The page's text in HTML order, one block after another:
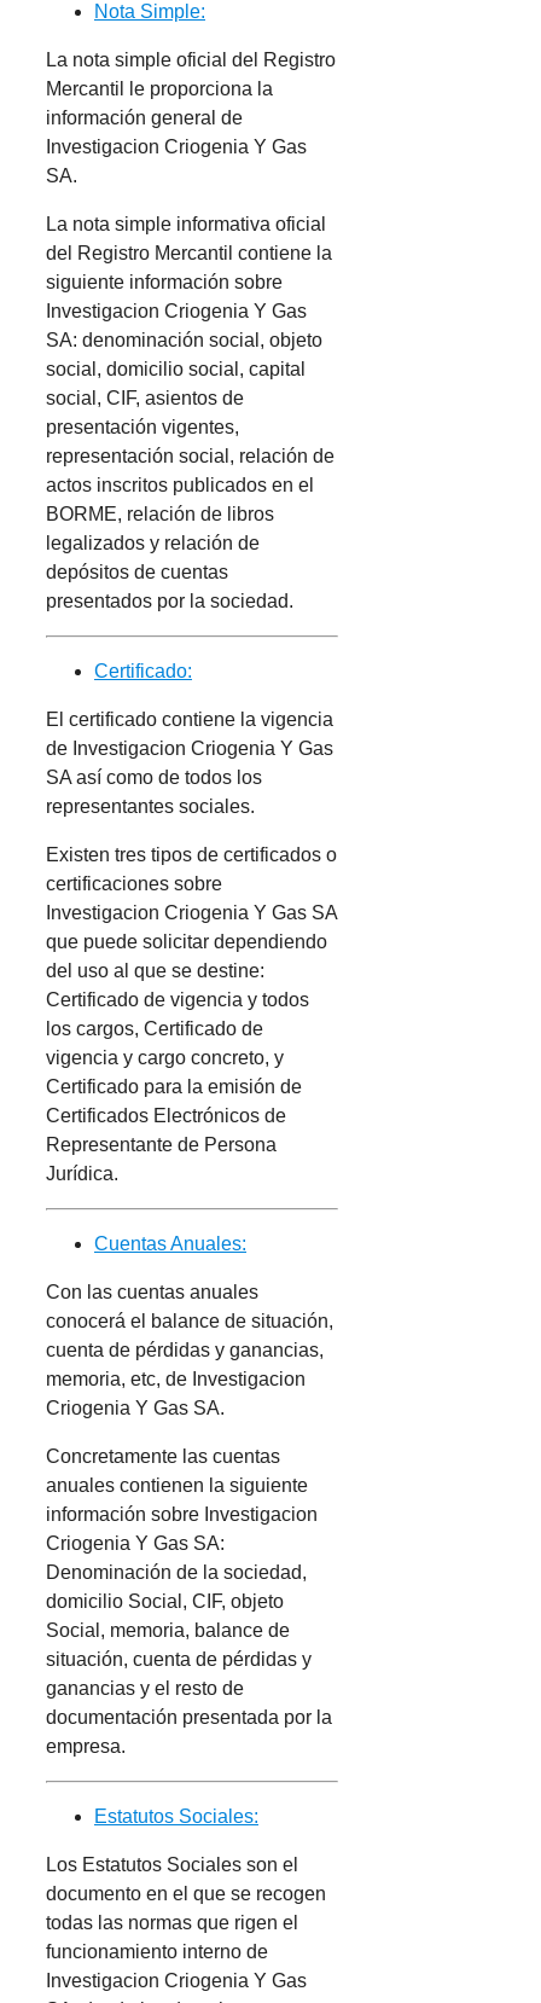
Nota Simple:
La nota simple oficial del Registro
Mercantil le proporciona la
información general de
Investigacion Criogenia Y Gas
SA.
La nota simple informativa oficial
del Registro Mercantil contiene la
siguiente información sobre
Investigacion Criogenia Y Gas
SA: denominación social, objeto
social, domicilio social, capital
social, CIF, asientos de
presentación vigentes,
representación social, relación de
actos inscritos publicados en el
BORME, relación de libros
legalizados y relación de
depósitos de cuentas
presentados por la sociedad.
Certificado:
El certificado contiene la vigencia
de Investigacion Criogenia Y Gas
SA así como de todos los
representantes sociales.
Existen tres tipos de certificados o
certificaciones sobre
Investigacion Criogenia Y Gas SA
que puede solicitar dependiendo
del uso al que se destine:
Certificado de vigencia y todos
los cargos, Certificado de
vigencia y cargo concreto, y
Certificado para la emisión de
Certificados Electrónicos de
Representante de Persona
Jurídica.
Cuentas Anuales:
Con las cuentas anuales
conocerá el balance de situación,
cuenta de pérdidas y ganancias,
memoria, etc, de Investigacion
Criogenia Y Gas SA.
Concretamente las cuentas
anuales contienen la siguiente
información sobre Investigacion
Criogenia Y Gas SA:
Denominación de la sociedad,
domicilio Social, CIF, objeto
Social, memoria, balance de
situación, cuenta de pérdidas y
ganancias y el resto de
documentación presentada por la
empresa.
Estatutos Sociales:
Los Estatutos Sociales son el
documento en el que se recogen
todas las normas que rigen el
funcionamiento interno de
Investigacion Criogenia Y Gas